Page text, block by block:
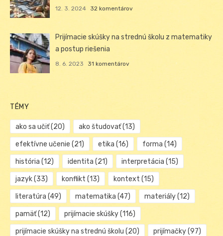
12. 3. 2024 32 komentárov
Prijímacie skúšky na strednú školu z matematiky
a postup riešenia
8. 6. 2023 31 komentárov
TÉMY
ako sa učiť(20) ako študovať(13)
efektívne učenie (21) etika (16) forma (14)
história (12) identita (21) interpretácia (15)
jazyk(33) konflikt (13) kontext (15)
literatúra (49) matematika (47) materiály(12)
pamäť(12) prijímacie skúšky(116)
prijímacie skúšky na strednú školu (20) prijímačky(97)